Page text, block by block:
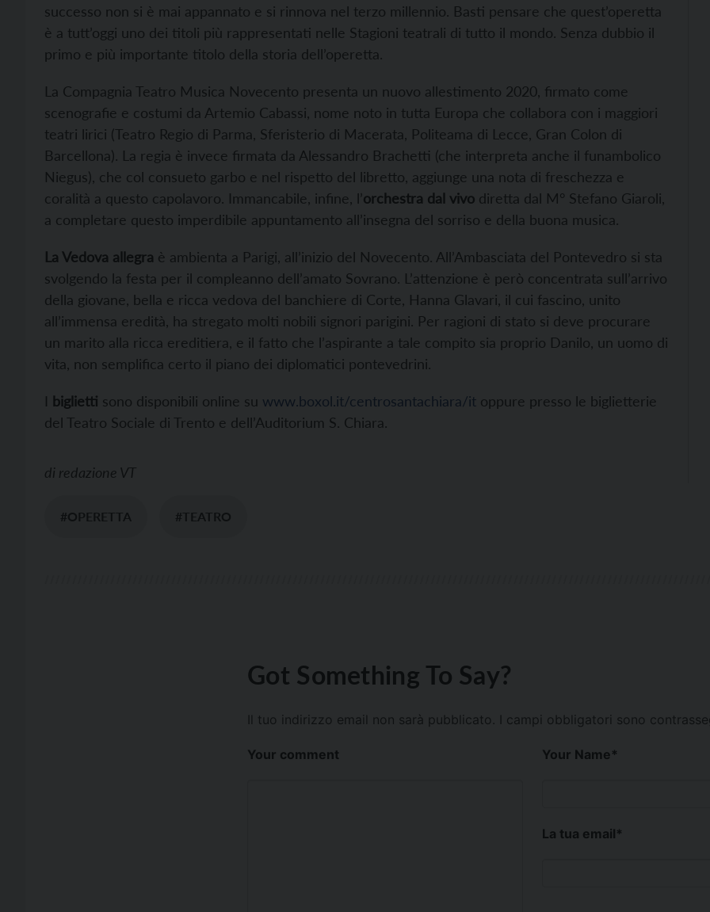
successo non si è mai appannato e si rinnova nel terzo millennio. Basti pensare che quest’operetta
è a tutt’oggi uno dei titoli più rappresentati nelle Stagioni teatrali di tutto il mondo. Senza dubbio il
primo e più importante titolo della storia dell’operetta.
La Compagnia Teatro Musica Novecento presenta un nuovo allestimento 2020, firmato come
scenografie e costumi da Artemio Cabassi, nome noto in tutta Europa che collabora con i maggiori
teatri lirici (Teatro Regio di Parma, Sferisterio di Macerata, Politeama di Lecce, Gran Colon di
Barcellona). La regia è invece firmata da Alessandro Brachetti (che interpreta anche il funambolico
Niegus), che col consueto garbo e nel rispetto del libretto, aggiunge una nota di freschezza e
coralità a questo capolavoro. Immancabile, infine, l’orchestra dal vivo diretta dal M° Stefano Giaroli,
a completare questo imperdibile appuntamento all’insegna del sorriso e della buona musica.
La Vedova allegra è ambienta a Parigi, all’inizio del Novecento. All’Ambasciata del Pontevedro si sta
svolgendo la festa per il compleanno dell’amato Sovrano. L’attenzione è però concentrata sull’arrivo
della giovane, bella e ricca vedova del banchiere di Corte, Hanna Glavari, il cui fascino, unito
all’immensa eredità, ha stregato molti nobili signori parigini. Per ragioni di stato si deve procurare
un marito alla ricca ereditiera, e il fatto che l’aspirante a tale compito sia proprio Danilo, un uomo di
vita, non semplifica certo il piano dei diplomatici pontevedrini.
I biglietti sono disponibili online su www.boxol.it/centrosantachiara/it oppure presso le biglietterie
del Teatro Sociale di Trento e dell’Auditorium S. Chiara.
di redazione VT
#OPERETTA #TEATRO
Got Something To Say?
Il tuo indirizzo email non sarà pubblicato. I campi obbligatori sono
Your comment Your Name*
La tua email*